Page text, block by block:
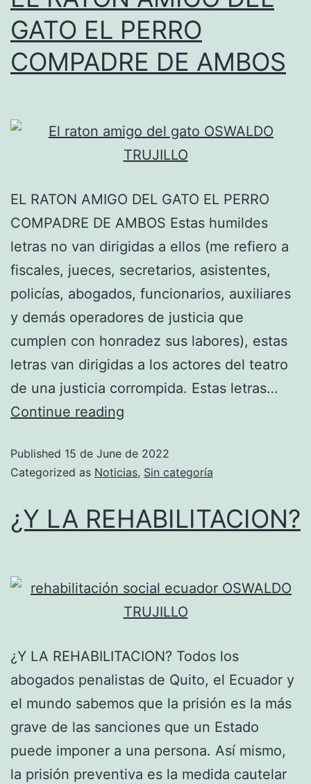
GATO EL PERRO
COMPADRE DE AMBOS
EL RATON AMIGO DEL GATO EL PERRO
COMPADRE DE AMBOS Estas humildes
letras no van dirigidas a ellos (me refiero a
fiscales, jueces, secretarios, asistentes,
policías, abogados, funcionarios, auxiliares
y demás operadores de justicia que
cumplen con honradez sus labores), estas
letras van dirigidas a los actores del teatro
de una justicia corrompida. Estas letras…
Continue reading
Published 15 de June de 2022
Categorized as Noticias, Sin categoría
¿Y LA REHABILITACION?
¿Y LA REHABILITACION? Todos los
abogados penalistas de Quito, el Ecuador y
el mundo sabemos que la prisión es la más
grave de las sanciones que un Estado
puede imponer a una persona. Así mismo,
la prisión preventiva es la medida cautelar